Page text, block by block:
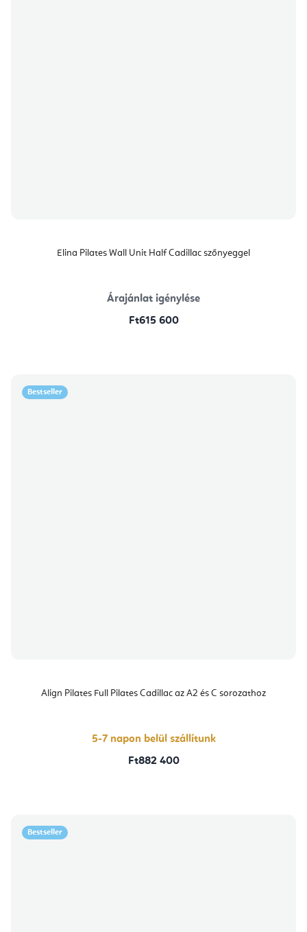
Elina Pilates Wall Unit Half Cadillac szőnyeggel
Árajánlat igénylése
Ft615 600
Bestseller
Align Pilates Full Pilates Cadillac az A2 és C sorozathoz
5-7 napon belül szállítunk
Ft882 400
Bestseller